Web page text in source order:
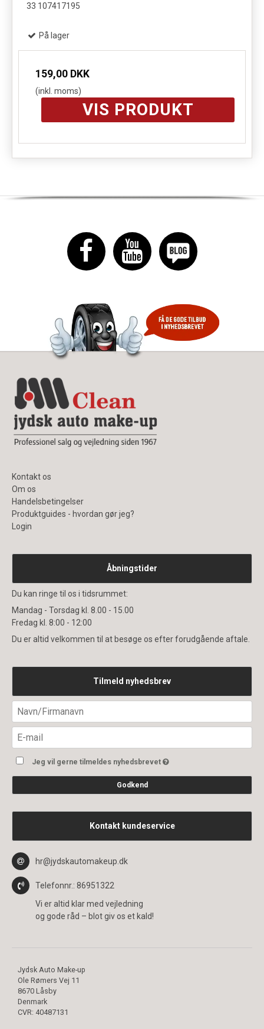
33 107417195
På lager
159,00 DKK
(inkl. moms)
VIS PRODUKT
Kontakt os
Om os
Handelsbetingelser
Produktguides - hvordan gør jeg?
Login
Åbningstider
Du kan ringe til os i tidsrummet:
Mandag - Torsdag kl. 8.00 - 15.00
Fredag kl. 8:00 - 12:00
Du er altid velkommen til at besøge os efter forudgående aftale.
Tilmeld nyhedsbrev
Jeg vil gerne tilmeldes nyhedsbrevet
Godkend
Kontakt kundeservice
hr@jydskautomakeup.dk
Telefonnr.: 86951322
Vi er altid klar med vejledning
og gode råd – blot giv os et kald!
Jydsk Auto Make-up
Ole Rømers Vej 11
8670 Låsby
Denmark
CVR: 40487131